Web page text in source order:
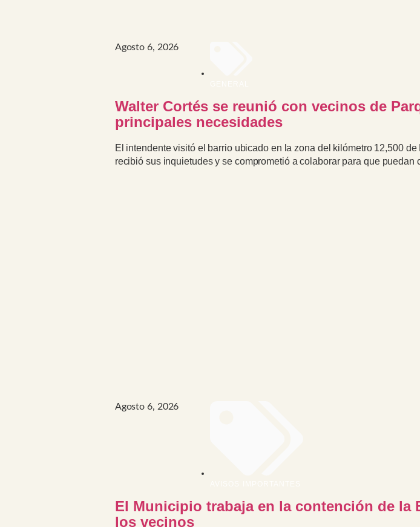
Agosto 6, 2026
Walter Cortés se reunió con vecinos de
principales necesidades
El intendente visitó el barrio ubicado en la zona del kilómetro 12,500
recibió sus inquietudes y se comprometió a colaborar para que puedan
Agosto 6, 2026
El Municipio trabaja en la contención de la
los vecinos